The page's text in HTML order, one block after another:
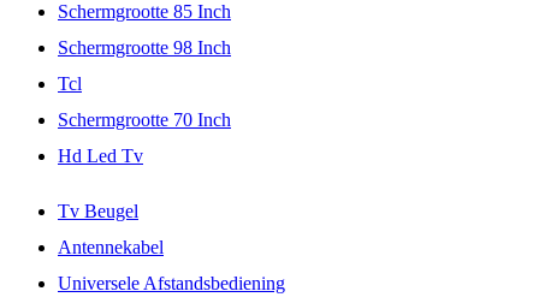
Schermgrootte 85 Inch
Schermgrootte 98 Inch
Tcl
Schermgrootte 70 Inch
Hd Led Tv
Tv Beugel
Antennekabel
Universele Afstandsbediening